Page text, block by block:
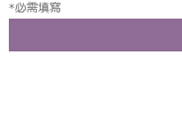
*必需填寫